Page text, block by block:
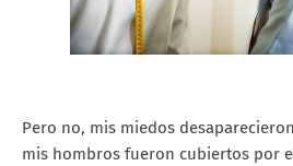
Pero no, mis miedos
mis hombros fueron cubiertos por